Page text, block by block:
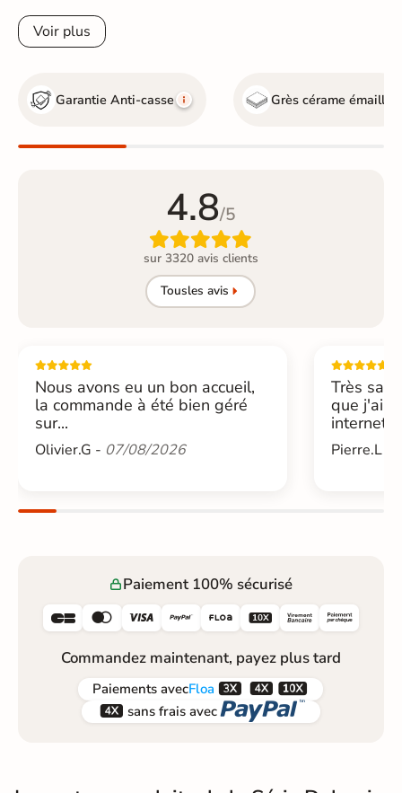
Voir plus
Garantie Anti-casse Grès cérame émaillé
4.8/5

sur 3320 avis clients
Tousles avis
Nous avons eu un bon accueil,
la commande à été bien géré
sur...
Olivier.G - 07/08/2026
Très
que j'ai
internet....
Pierre.L -
Paiement 100% sécurisé
     
Commandez maintenant, payez plus tard
Paiements avecFloa  
 sans frais avec 